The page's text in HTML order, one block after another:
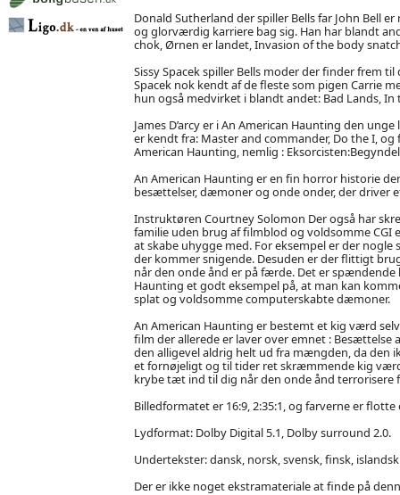
Donald Sutherland der spiller Bells far John Bell
og glorværdig karriere bag sig. Han har blandt
chok, Ørnen er landet, Invasion of the body
Sissy Spacek spiller Bells moder der finder frem
Spacek nok kendt af de fleste som pigen Carrie
hun også medvirket i blandt andet: Bad Lands,
James D’arcy er i An American Haunting den
er kendt fra: Master and commander, Do the I,
American Haunting, nemlig :
An American Haunting er en fin horror historie
besættelser, dæmoner og onde onder, der driver
Instruktøren Courtney Solomon Der også har
familie uden brug af filmblod og voldsomme
at skabe uhygge med. For eksempel er der
der kommer snigende. Desuden er der flittigt
når den onde ånd er på færde. Det er
Haunting et godt eksempel på, at man kan
splat og voldsomme computerskabte dæmoner.
An American Haunting er bestemt et kig værd
film der allerede er laver over emnet :
den alligevel aldrig helt ud fra mængden, da den
et fornøjeligt og til tider ret skræmmende kig
krybe tæt ind til dig når den onde ånd terrorisere
Billedformatet er 16:9, 2:35:1, og farverne er
Lydformat: Dolby Digital 5.1, Dolby surround 2.0.
Undertekster: dansk, norsk, svensk, finsk, islandsk
Der er ikke noget ekstramateriale at finde på